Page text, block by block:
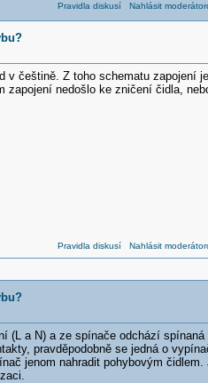
Pravidla diskusí Nahlásit
v češtině. Z toho schematu zapojení
zapojení nedošlo ke zničení čidla,
Pravidla diskusí Nahlásit
(L a N) a ze spínače odchází
pravděpodobně se jedná o
jenom nahradit pohybovým